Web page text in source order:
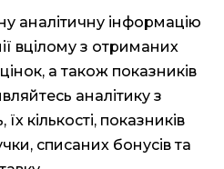
аналітичну інформацію
вцілому з отриманих
а також показників
аналітику з
кількості, показників
списаних бонусів та